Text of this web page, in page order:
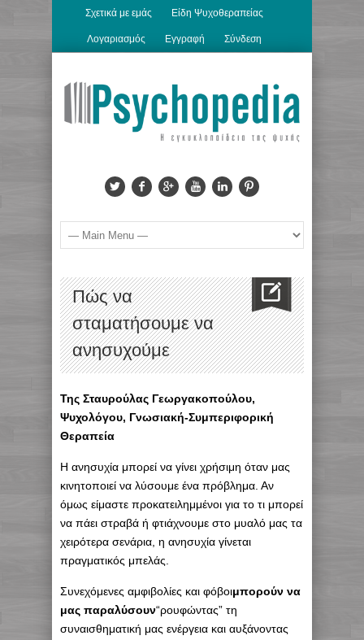
Σχετικά με εμάς Είδη Ψυχοθεραπείας
Λογαριασμός Εγγραφή Σύνδεση
Πώς να
σταματήσουμε να
ανησυχούμε
Της Σταυρούλας Γεωργακοπούλου,
Ψυχολόγου, Γνωσιακή-Συμπεριφορική
Θεραπεία
Η ανησυχία μπορεί να γίνει χρήσιμη όταν μας
κινητοποιεί να λύσουμε ένα πρόβλημα. Αν
όμως είμαστε προκατειλημμένοι για το τι μπορεί
να πάει στραβά ή φτιάχνουμε στο μυαλό μας τα
χειρότερα σενάρια, η ανησυχία γίνεται
πραγματικός μπελάς.
Συνεχόμενες αμφιβολίες και φόβοιμπορούν να
μας παραλύσουν“ρουφώντας” τη
συναισθηματική μας ενέργεια και αυξάνοντας